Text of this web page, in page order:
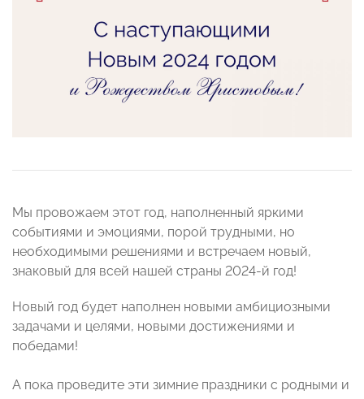
Мы провожаем этот год, наполненный яркими
событиями и эмоциями, порой трудными, но
необходимыми решениями и встречаем новый,
знаковый для всей нашей страны 2024-й год!
Новый год будет наполнен новыми амбициозными
задачами и целями, новыми достижениями и
победами!
А пока проведите эти зимние праздники с родными и